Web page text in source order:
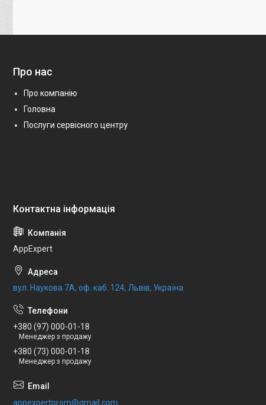
Про нас
Про компанію
Головна
Послуги сервісного центру
AppExpert
вул. Наукова 7А, оф. каб. 124, Львів, Україна
+380 (97) 000-01-18
Менеджер з продажу
+380 (73) 000-01-18
Менеджер з продажу
appexpertprom@gmail.com